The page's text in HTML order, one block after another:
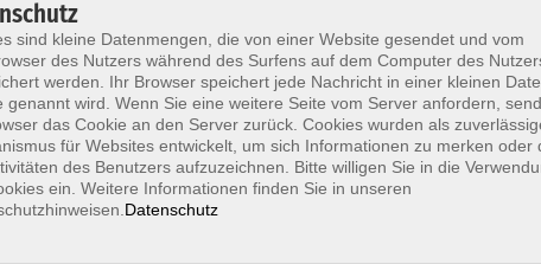
Wir beraten Sie kostenlos, umfassend und
neutral.
mehr erfahren
sind kleine Datenmengen, die von einer Website gesendet und vom
des Nutzers während des Surfens auf dem Computer des
werden. Ihr Browser speichert jede Nachricht in einer kleinen
genannt wird. Wenn Sie eine weitere Seite vom Server anfordern,
das Cookie an den Server zurück. Cookies wurden als
für Websites entwickelt, um sich Informationen zu merken oder
des Benutzers aufzuzeichnen. Bitte willigen Sie in die
ein. Weitere Informationen finden Sie in unseren
Datenschutz